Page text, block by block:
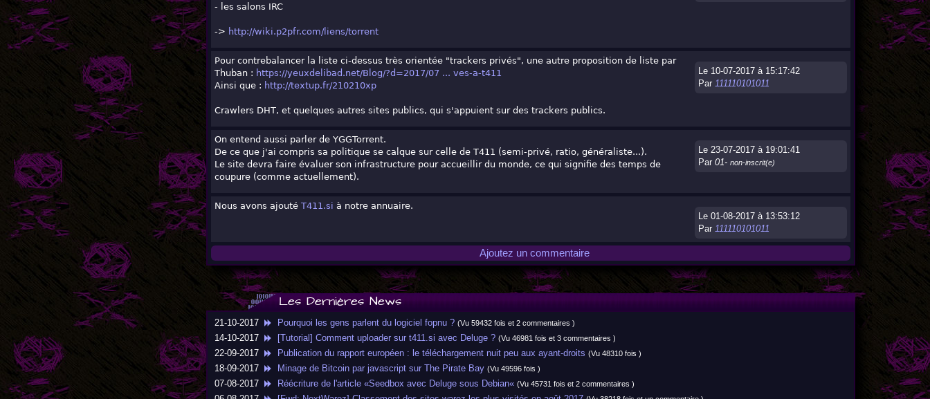
- les salons IRC
-> http://wiki.p2pfr.com/liens/torrent
Le 10-07-2017 à 15:17:42
Par 111110101011
Pour contrebalancer la liste ci-dessus très orientée "trackers privés", une autre proposition de liste par
Thuban : https://yeuxdelibad.net/Blog/?d=2017/07 ... ves-a-t411
Ainsi que : http://textup.fr/210210xp
Crawlers DHT, et quelques autres sites publics, qui s'appuient sur des trackers publics.
Le 23-07-2017 à 19:01:41
Par 01- non-inscrit(e)
On entend aussi parler de YGGTorrent.
De ce que j'ai compris sa politique se calque sur celle de T411 (semi-privé, ratio, généraliste...).
Le site devra faire évaluer son infrastructure pour accueillir du monde, ce qui signifie des temps de
coupure (comme actuellement).
Le 01-08-2017 à 13:53:12
Par 111110101011
Nous avons ajouté T411.si à notre annuaire.
Ajoutez un commentaire
Les Dernières News
21-10-2017 Pourquoi les gens parlent du logiciel fopnu ? (Vu 59432 fois et 2 commentaires )
14-10-2017 [Tutorial] Comment uploader sur t411.si avec Deluge ? (Vu 46981 fois et 3 commentaires )
22-09-2017 Publication du rapport européen : le téléchargement nuit peu aux ayant-droits (Vu 48310 fois )
18-09-2017 Minage de Bitcoin par javascript sur The Pirate Bay (Vu 49596 fois )
07-08-2017 Réécriture de l'article «Seedbox avec Deluge sous Debian« (Vu 45731 fois et 2 commentaires )